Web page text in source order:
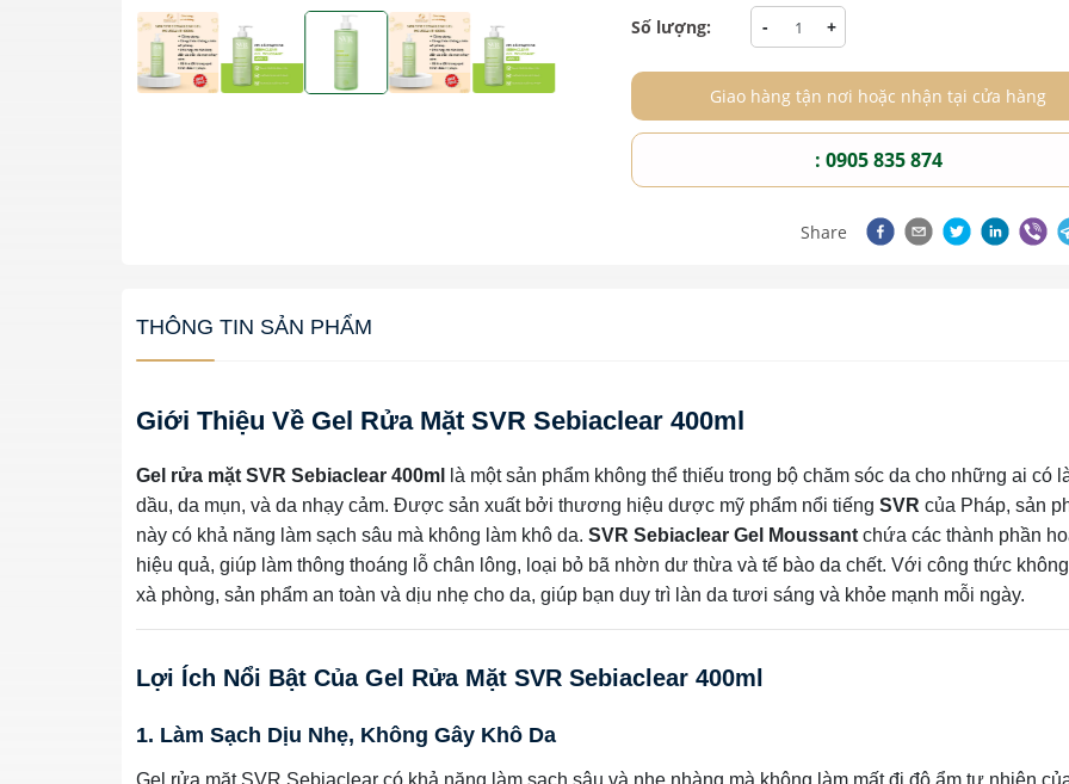
Số lượng: - +
Giao hàng tận nơi hoặc nhận tại cửa hàng
: 0905 835 874
Share
THÔNG TIN SẢN PHẨM
Giới Thiệu Về Gel Rửa Mặt SVR Sebiaclear 400ml
Gel rửa mặt SVR Sebiaclear 400ml
là một sản phẩm không thể thiếu trong bộ chăm sóc da cho những ai có
dầu, da mụn, và da nhạy cảm. Được sản xuất bởi thương hiệu dược mỹ phẩm nổi tiếng SVR của Pháp, sản
này có khả năng làm sạch sâu mà không làm khô da. SVR Sebiaclear Gel Moussant chứa các thành phần
hiệu quả, giúp làm thông thoáng lỗ chân lông, loại bỏ bã nhờn dư thừa và tế bào da chết. Với công thức
xà phòng, sản phẩm an toàn và dịu nhẹ cho da, giúp bạn duy trì làn da tươi sáng và khỏe mạnh mỗi ngày.
Lợi Ích Nổi Bật Của Gel Rửa Mặt SVR Sebiaclear 400ml
1. Làm Sạch Dịu Nhẹ, Không Gây Khô Da
Gel rửa mặt SVR Sebiaclear có khả năng làm sạch sâu và nhẹ nhàng mà không làm mất đi độ ẩm tự nhiên